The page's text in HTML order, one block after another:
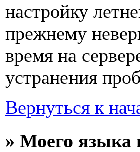
настройку
прежнему
время на
устранения
Вернуться к
» Моего языка